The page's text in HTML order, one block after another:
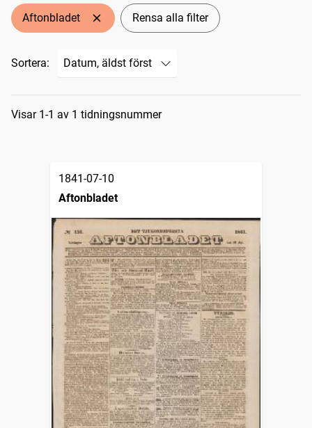
Aftonbladet Rensa alla filter
Sortera:
Sökresultat
Visar 1-1 av 1 tidningsnummer
1841-07-10
Aftonbladet